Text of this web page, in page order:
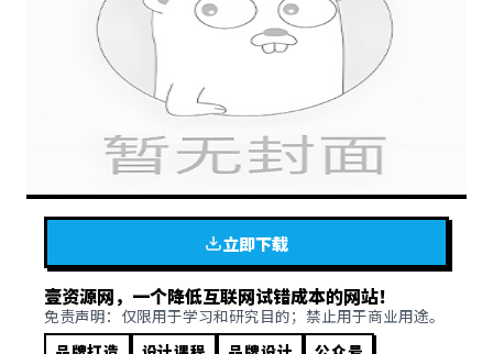
立即下载
壹资源网，一个降低互联网试错成本的网站！
免责声明：仅限用于学习和研究目的；禁止用于商业用途。